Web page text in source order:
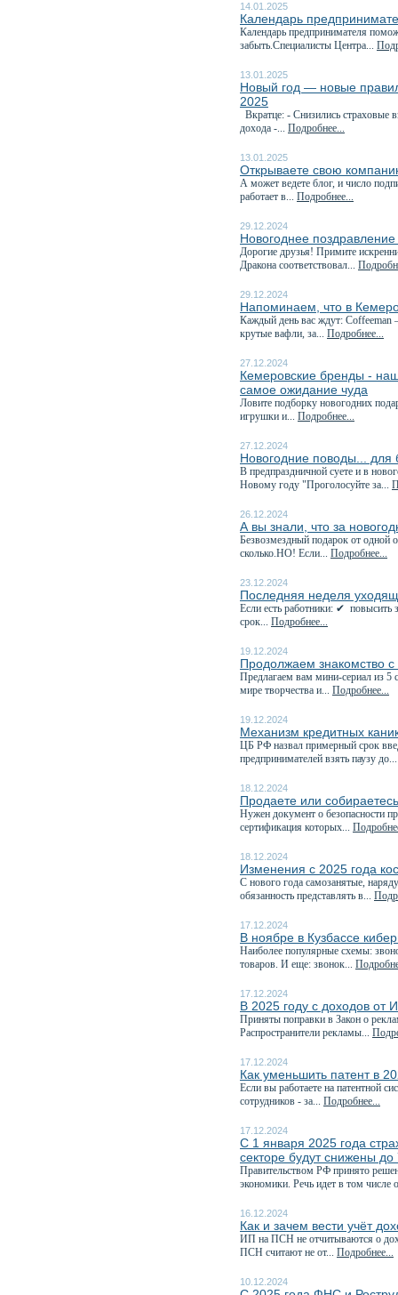
14.01.2025
Календарь
Календарь предпринимателя
забыть.Специалисты Центра...
13.01.2025
Новый год — новые
2025
Вкратце: - Снизились страховые
дохода -... Подробнее...
13.01.2025
Открываете свою
А может ведете блог, и число
работает в... Подробнее...
29.12.2024
Новогоднее
Дорогие друзья! Примите
Дракона соответствовал...
29.12.2024
Напоминаем, что в
Каждый день вас ждут: Coffeeman
крутые вафли, за... Подробнее...
27.12.2024
Кемеровские бренды -
самое ожидание чуда
Ловите подборку новогодних
игрушки и... Подробнее...
27.12.2024
Новогодние поводы... для
В предпраздничной суете и в
Новому году "Проголосуйте за...
26.12.2024
А вы знали, что за
Безвозмездный подарок от одной
сколько.НО! Если... Подробнее...
23.12.2024
Последняя неделя
Если есть работники: ✔ повысить
срок... Подробнее...
19.12.2024
Продолжаем знакомство
Предлагаем вам мини-сериал из
мире творчества и... Подробнее...
19.12.2024
Механизм кредитных
️ЦБ РФ назвал примерный срок
предпринимателей взять паузу
18.12.2024
Продаете или
Нужен документ о безопасности
сертификация которых...
18.12.2024
Изменения с 2025 года
С нового года самозанятые,
обязанность представлять в...
17.12.2024
В ноябре в Кузбассе
Наиболее популярные схемы:
товаров. И еще: звонок...
17.12.2024
В 2025 году с доходов от
Приняты поправки в Закон о
Распространители рекламы...
17.12.2024
Как уменьшить патент в
Если вы работаете на патентной
сотрудников - за... Подробнее...
17.12.2024
С 1 января 2025 года
секторе будут снижены до
Правительством РФ принято
экономики. Речь идет в том числе
16.12.2024
Как и зачем вести учёт
ИП на ПСН не отчитываются о
ПСН считают не от... Подробнее...
10.12.2024